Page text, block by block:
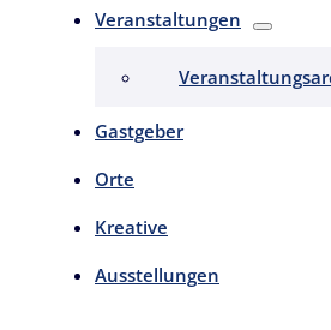
Veranstaltungen
Gastgeber
Orte
Kreative
Ausstellungen